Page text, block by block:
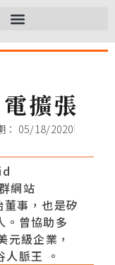
擴張
05/18/2020
網站
事，也是矽
。曾協助多
元級企業，
脈王 。